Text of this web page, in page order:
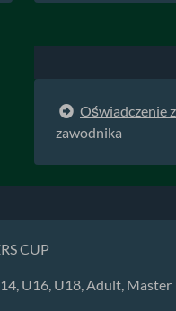
Oświadczenie
zawodnika
CUP
U16, U18, Adult, Master